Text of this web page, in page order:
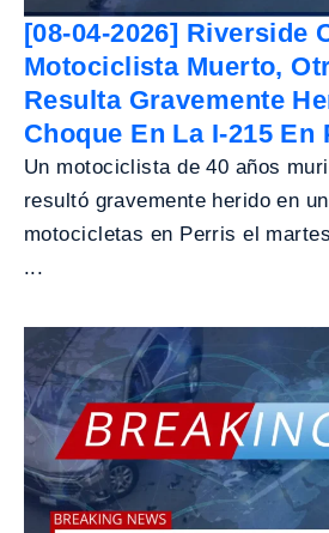
[08-04-2026] Riverside
Motociclista Muerto,
Resulta Gravemente
Choque En La I-215 En
Un motociclista de 40 años
resultó gravemente herido en
motocicletas en Perris el
...